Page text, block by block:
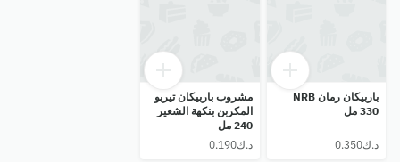
باربيكان رمان NRB
330 مل
مشروب باربيكان تيربو
المكربن ​​بنكهة الشعير
240 مل
⁦د.ك0.190⁩